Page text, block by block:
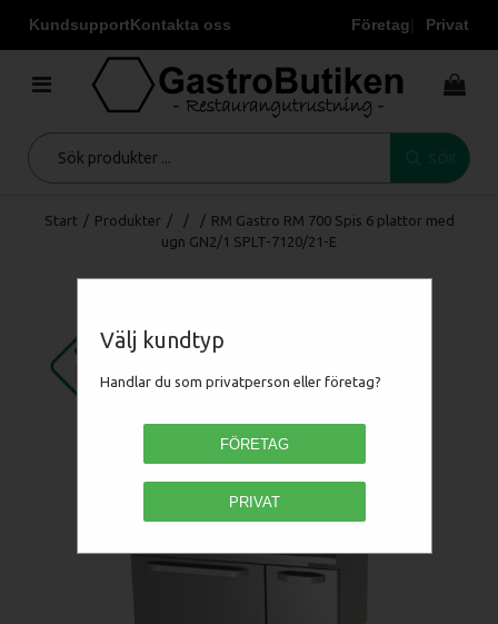
KundsupportKontakta oss Företag Privat
Välj kundtyp
Handlar du som privatperson eller företag?
FÖRETAG
PRIVAT
Start / Produkter / / / RM Gastro RM 700 Spis 6 plattor med
ugn GN2/1 SPLT-7120/21-E